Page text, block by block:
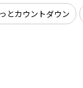
とカウントダウン